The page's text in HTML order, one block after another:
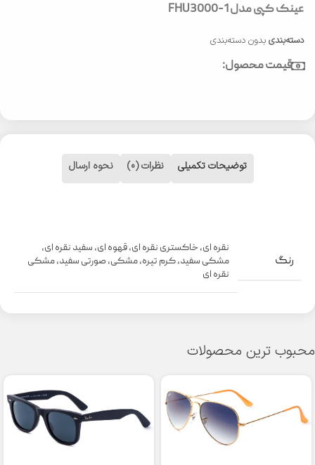
عینک کپی مدل FHU3000-1
دسته‌بندی بدون دسته‌بندی
قیمت محصول:
توضیحات تکمیلی نظرات (0) نحوه ارسال
رنگ
نقره ای,خاکستری نقره ای,قهوه ای, سفید نقره ای,
مشکی سفید,کرم تیره,مشکی, صورتی سفید,مشکی
نقره ای
محبوب ترین محصولات